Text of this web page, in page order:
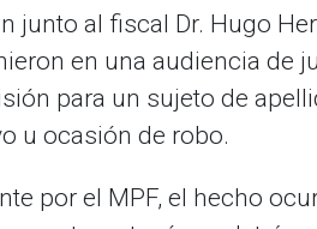
junto al fiscal Dr. Hugo
en una audiencia de
para un sujeto de
u ocasión de robo.
por el MPF, el hecho